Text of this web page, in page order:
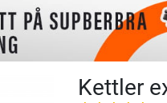
Kettler